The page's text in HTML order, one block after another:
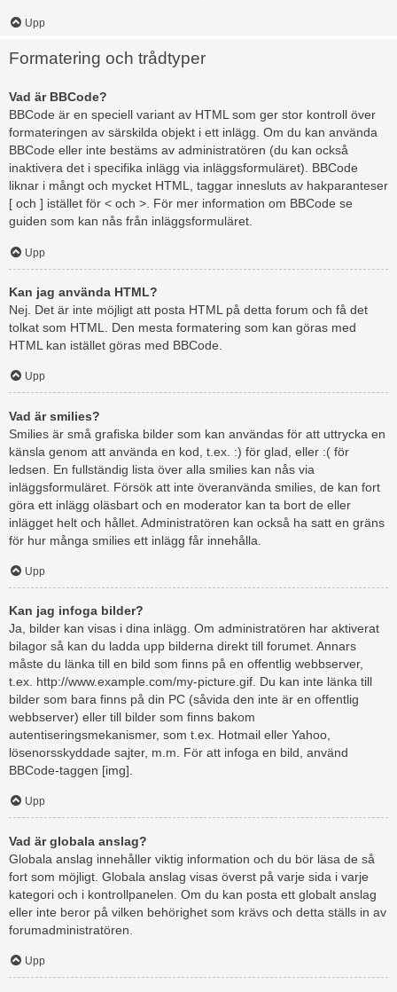
Upp
Formatering och trådtyper
Vad är BBCode?
BBCode är en speciell variant av HTML som ger stor kontroll över
formateringen av särskilda objekt i ett inlägg. Om du kan använda
BBCode eller inte bestäms av administratören (du kan också
inaktivera det i specifika inlägg via inläggsformuläret). BBCode
liknar i mångt och mycket HTML, taggar innesluts av hakparanteser
[ och ] istället för < och >. För mer information om BBCode se
guiden som kan nås från inläggsformuläret.
Upp
Kan jag använda HTML?
Nej. Det är inte möjligt att posta HTML på detta forum och få det
tolkat som HTML. Den mesta formatering som kan göras med
HTML kan istället göras med BBCode.
Upp
Vad är smilies?
Smilies är små grafiska bilder som kan användas för att uttrycka en
känsla genom att använda en kod, t.ex. :) för glad, eller :( för
ledsen. En fullständig lista över alla smilies kan nås via
inläggsformuläret. Försök att inte överanvända smilies, de kan fort
göra ett inlägg oläsbart och en moderator kan ta bort de eller
inlägget helt och hållet. Administratören kan också ha satt en gräns
för hur många smilies ett inlägg får innehålla.
Upp
Kan jag infoga bilder?
Ja, bilder kan visas i dina inlägg. Om administratören har aktiverat
bilagor så kan du ladda upp bilderna direkt till forumet. Annars
måste du länka till en bild som finns på en offentlig webbserver,
t.ex. http://www.example.com/my-picture.gif. Du kan inte länka till
bilder som bara finns på din PC (såvida den inte är en offentlig
webbserver) eller till bilder som finns bakom
autentiseringsmekanismer, som t.ex. Hotmail eller Yahoo,
lösenorsskyddade sajter, m.m. För att infoga en bild, använd
BBCode-taggen [img].
Upp
Vad är globala anslag?
Globala anslag innehåller viktig information och du bör läsa de så
fort som möjligt. Globala anslag visas överst på varje sida i varje
kategori och i kontrollpanelen. Om du kan posta ett globalt anslag
eller inte beror på vilken behörighet som krävs och detta ställs in av
forumadministratören.
Upp